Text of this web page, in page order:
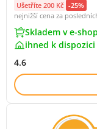
Ušetříte 200 Kč -25%
nejnižší cena za
Skladem v e-
ihned k dispozici
4.6